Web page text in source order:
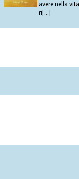
avere nella
ri[...]